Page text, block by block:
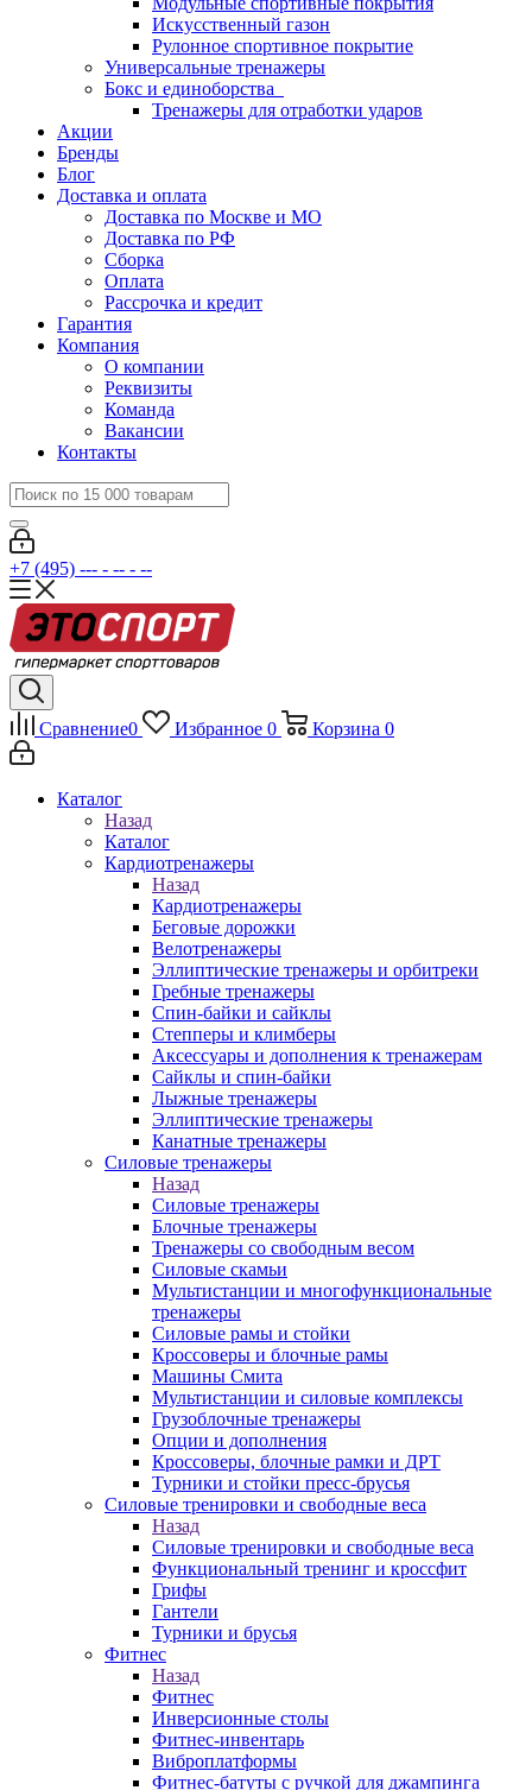
Искусственный газон
Рулонное спортивное покрытие
Универсальные тренажеры
Бокс и единоборства
Тренажеры для отработки ударов
Акции
Бренды
Блог
Доставка и оплата
Доставка по Москве и МО
Доставка по РФ
Сборка
Оплата
Рассрочка и кредит
Гарантия
Компания
О компании
Реквизиты
Команда
Вакансии
Контакты
+7 (495) --- - -- - --
Сравнение0 Избранное 0 Корзина 0
Каталог
Назад
Каталог
Кардиотренажеры
Назад
Кардиотренажеры
Беговые дорожки
Велотренажеры
Эллиптические тренажеры и орбитреки
Гребные тренажеры
Спин-байки и сайклы
Степперы и климберы
Аксессуары и дополнения к тренажерам
Сайклы и спин-байки
Лыжные тренажеры
Эллиптические тренажеры
Канатные тренажеры
Силовые тренажеры
Назад
Силовые тренажеры
Блочные тренажеры
Тренажеры со свободным весом
Силовые скамьи
Мультистанции и многофункциональные
тренажеры
Силовые рамы и стойки
Кроссоверы и блочные рамы
Машины Смита
Мультистанции и силовые комплексы
Грузоблочные тренажеры
Опции и дополнения
Кроссоверы, блочные рамки и ДРТ
Турники и стойки пресс-брусья
Силовые тренировки и свободные веса
Назад
Силовые тренировки и свободные веса
Функциональный тренинг и кроссфит
Грифы
Гантели
Турники и брусья
Фитнес
Назад
Фитнес
Инверсионные столы
Фитнес-инвентарь
Виброплатформы
Фитнес-батуты с ручкой для джампинга